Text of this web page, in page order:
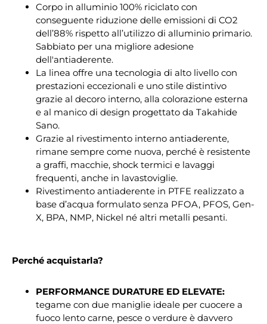
Corpo in alluminio 100% riciclato con
conseguente riduzione delle emissioni di CO2
dell’88% rispetto all’utilizzo di alluminio primario.
Sabbiato per una migliore adesione
dell'antiaderente.
La linea offre una tecnologia di alto livello con
prestazioni eccezionali e uno stile distintivo
grazie al decoro interno, alla colorazione esterna
e al manico di design progettato da Takahide
Sano.
Grazie al rivestimento interno antiaderente,
rimane sempre come nuova, perché è resistente
a graffi, macchie, shock termici e lavaggi
frequenti, anche in lavastoviglie.
Rivestimento antiaderente in PTFE realizzato a
base d’acqua formulato senza PFOA, PFOS, Gen-
X, BPA, NMP, Nickel né altri metalli pesanti.
Perché acquistarla?
PERFORMANCE DURATURE ED ELEVATE:
tegame con due maniglie ideale per cuocere a
fuoco lento carne, pesce o verdure è davvero